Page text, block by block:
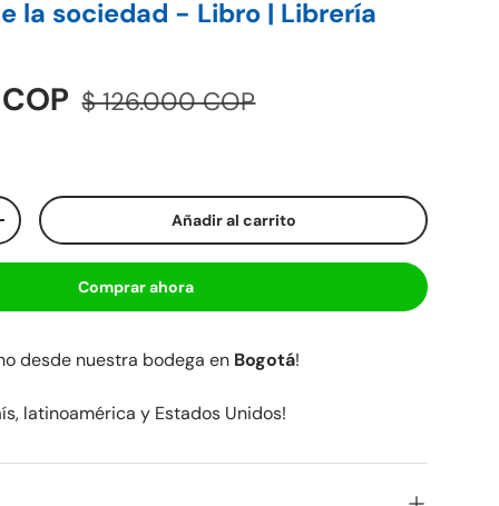
la sociedad - Libro | Librería
$ 126.000 COP
Añadir al carrito
Comprar ahora
desde nuestra bodega en Bogotá!
latinoamérica y Estados Unidos!